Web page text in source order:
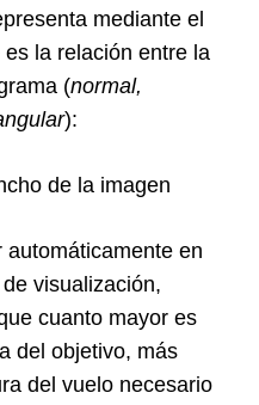
mediante el
es la relación entre la
(normal,
):
de la imagen
en
visualización,
cuanto mayor es
del objetivo, más
del vuelo necesario